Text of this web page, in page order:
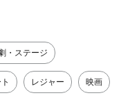
・ステージ
レジャー 映画